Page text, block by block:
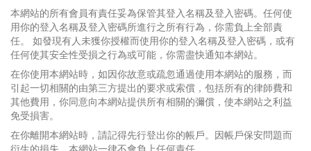
本網站的所有會員有責任妥為保管其登入名稱及登入密碼。任何使
用你的登入名稱及登入密碼所進行之所有行為，你需負上全部責
任。 如發現有人未獲你授權而使用你的登入名稱及登入密碼，或有
任何使其安全性受損之行為或可能，你需盡快通知本網站。
在你使用本網站時，如因你故意或疏忽通過使用本網站的服務，而
引起一切相關的由第三方提出的要求或索償，包括所有的律師費和
其他費用，你同意向本網站提供所有相關的彌償，使本網站之利益
免受損害。
在你離開本網站時，請記得先行登出你的帳戶。因帳戶保安問題而